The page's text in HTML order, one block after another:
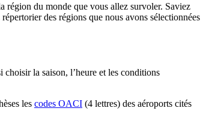
région du monde que vous allez survoler. Saviez
des régions que nous avons sélectionnées
la saison, l’heure et les conditions
les codes OACI (4 lettres) des aéroports cités